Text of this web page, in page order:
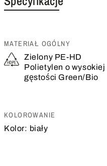
MATERIAŁ OGÓLNY
Zielony PE-HD
Polietylen o wysokiej
gęstości Green/Bio
KOLOROWANIE
Kolor: biały